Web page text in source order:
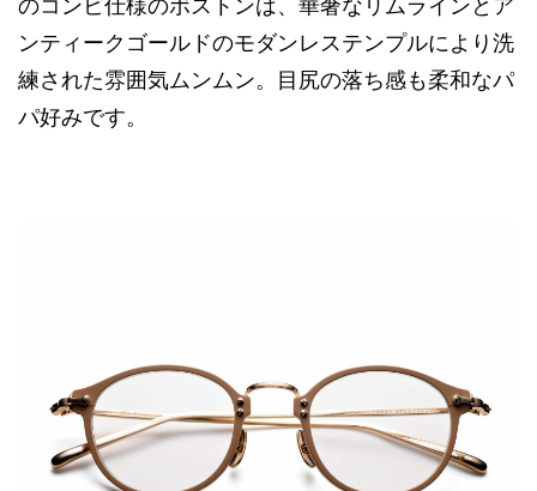
のコンビ仕様のボストンは、華奢なリムラインとア
ンティークゴールドのモダンレステンプルにより洗
練された雰囲気ムンムン。目尻の落ち感も柔和なパ
パ好みです。